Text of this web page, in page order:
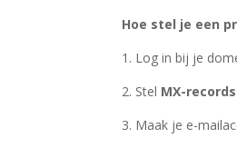
Hoe stel je een
1. Log in bij je
2. Stel MX-records
3. Maak je e-